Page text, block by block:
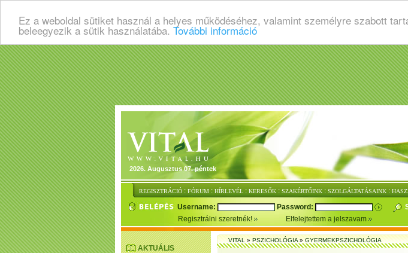
Ez a weboldal sütiket használ a helyes működéséhez, valamint személyre szabott
beleegyezik a sütik használatába. További információ
2026. Augusztus 07. péntek
REGISZTRÁCIÓ : FÓRUM : HÍRLEVÉL : KERESŐK : SZAKÉRTŐINK : SZOLGÁLTATÁSAINK :
Username: Password:
Regisztrálni szeretnék!
Elfelejtettem a jelszavam
AKTUÁLIS
VITAL»PSZICHOLÓGIA»GYERMEKPSZICHOLÓGIA